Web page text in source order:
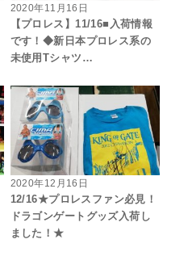
2020年11月16日
【プロレス】11/16■入荷情報
です！◆新日本プロレス系の
未使用Tシャツ…
2020年12月16日
12/16★プロレスファン必見！
ドラゴンゲートグッズ入荷し
ました！★